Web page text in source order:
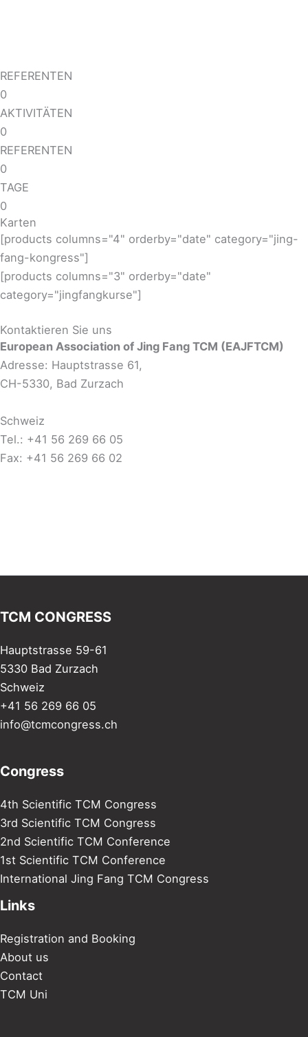
REFERENTEN
0
AKTIVITÄTEN
0
REFERENTEN
0
TAGE
0
Karten
[products columns="4" orderby="date" category="jing-
fang-kongress"]
[products columns="3" orderby="date"
category="jingfangkurse"]
Kontaktieren Sie uns
European Association of Jing Fang TCM (EAJFTCM)
Adresse: Hauptstrasse 61,
CH-5330, Bad Zurzach
Schweiz
Tel.: +41 56 269 66 05
Fax: +41 56 269 66 02
TCM CONGRESS
Hauptstrasse 59-61
5330 Bad Zurzach
Schweiz
+41 56 269 66 05
info@tcmcongress.ch
Congress
4th Scientific TCM Congress
3rd Scientific TCM Congress
2nd Scientific TCM Conference
1st Scientific TCM Conference
International Jing Fang TCM Congress
Links
Registration and Booking
About us
Contact
TCM Uni